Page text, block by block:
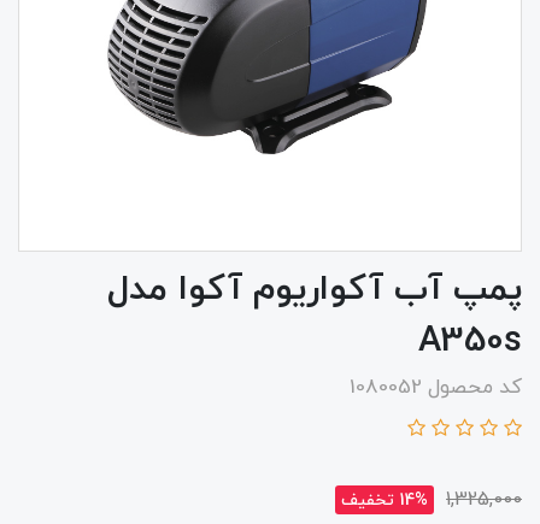
پمپ آب آکواریوم آکوا مدل
A350s
کد محصول 1080052
1,325,000 14% تخفیف